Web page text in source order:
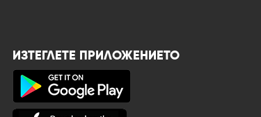
ИЗТЕГЛЕТЕ ПРИЛОЖЕНИЕТО